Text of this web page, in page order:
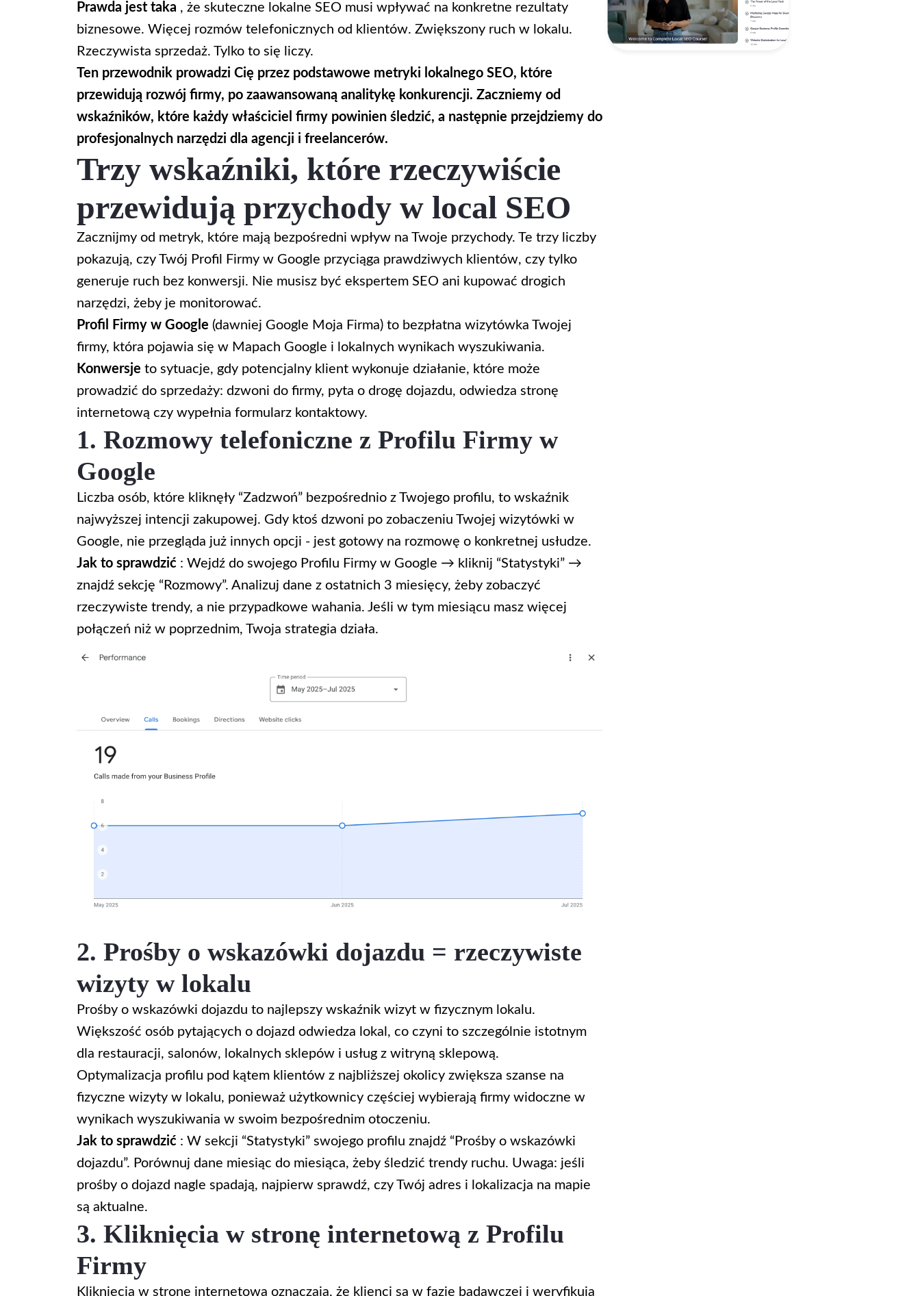
Prawda jest taka , że skuteczne lokalne SEO musi wpływać na konkretne rezultaty
biznesowe. Więcej rozmów telefonicznych od klientów. Zwiększony ruch w lokalu.
Rzeczywista sprzedaż. Tylko to się liczy.
Ten przewodnik prowadzi Cię przez podstawowe metryki lokalnego SEO, które
przewidują rozwój firmy, po zaawansowaną analitykę konkurencji. Zaczniemy od
wskaźników, które każdy właściciel firmy powinien śledzić, a następnie przejdziemy do
profesjonalnych narzędzi dla agencji i freelancerów.
Trzy wskaźniki, które rzeczywiście
przewidują przychody w local SEO
Zacznijmy od metryk, które mają bezpośredni wpływ na Twoje przychody. Te trzy liczby
pokazują, czy Twój Profil Firmy w Google przyciąga prawdziwych klientów, czy tylko
generuje ruch bez konwersji. Nie musisz być ekspertem SEO ani kupować drogich
narzędzi, żeby je monitorować.
Profil Firmy w Google (dawniej Google Moja Firma) to bezpłatna wizytówka Twojej
firmy, która pojawia się w Mapach Google i lokalnych wynikach wyszukiwania.
Konwersje to sytuacje, gdy potencjalny klient wykonuje działanie, które może
prowadzić do sprzedaży: dzwoni do firmy, pyta o drogę dojazdu, odwiedza stronę
internetową czy wypełnia formularz kontaktowy.
1. Rozmowy telefoniczne z Profilu Firmy w
Google
Liczba osób, które kliknęły “Zadzwoń” bezpośrednio z Twojego profilu, to wskaźnik
najwyższej intencji zakupowej. Gdy ktoś dzwoni po zobaczeniu Twojej wizytówki w
Google, nie przegląda już innych opcji - jest gotowy na rozmowę o konkretnej usłudze.
Jak to sprawdzić : Wejdź do swojego Profilu Firmy w Google → kliknij “Statystyki” →
znajdź sekcję “Rozmowy”. Analizuj dane z ostatnich 3 miesięcy, żeby zobaczyć
rzeczywiste trendy, a nie przypadkowe wahania. Jeśli w tym miesiącu masz więcej
połączeń niż w poprzednim, Twoja strategia działa.
2. Prośby o wskazówki dojazdu = rzeczywiste
wizyty w lokalu
Prośby o wskazówki dojazdu to najlepszy wskaźnik wizyt w fizycznym lokalu.
Większość osób pytających o dojazd odwiedza lokal, co czyni to szczególnie istotnym
dla restauracji, salonów, lokalnych sklepów i usług z witryną sklepową.
Optymalizacja profilu pod kątem klientów z najbliższej okolicy zwiększa szanse na
fizyczne wizyty w lokalu, ponieważ użytkownicy częściej wybierają firmy widoczne w
wynikach wyszukiwania w swoim bezpośrednim otoczeniu.
Jak to sprawdzić : W sekcji “Statystyki” swojego profilu znajdź “Prośby o wskazówki
dojazdu”. Porównuj dane miesiąc do miesiąca, żeby śledzić trendy ruchu. Uwaga: jeśli
prośby o dojazd nagle spadają, najpierw sprawdź, czy Twój adres i lokalizacja na mapie
są aktualne.
3. Kliknięcia w stronę internetową z Profilu
Firmy
Kliknięcia w stronę internetową oznaczają, że klienci są w fazie badawczej i weryfikują